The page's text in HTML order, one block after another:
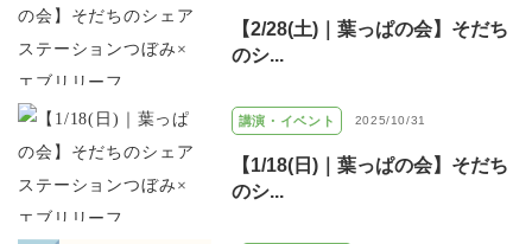
【2/28(土)｜葉っぱの会】そだち
のシ...
講演・イベント 2025/10/31
【1/18(日)｜葉っぱの会】そだち
のシ...